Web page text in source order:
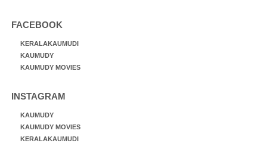
FACEBOOK
KERALAKAUMUDI
KAUMUDY
KAUMUDY MOVIES
INSTAGRAM
KAUMUDY
KAUMUDY MOVIES
KERALAKAUMUDI